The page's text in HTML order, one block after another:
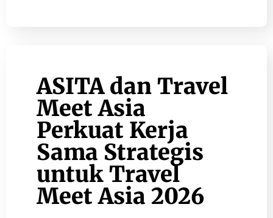
ASITA dan Travel
Meet Asia
Perkuat Kerja
Sama Strategis
untuk Travel
Meet Asia 2026